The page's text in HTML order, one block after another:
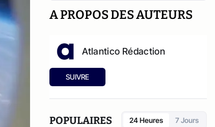
A PROPOS DES AUTEURS
Atlantico Rédaction
SUIVRE
POPULAIRES 24 Heures 7 Jours